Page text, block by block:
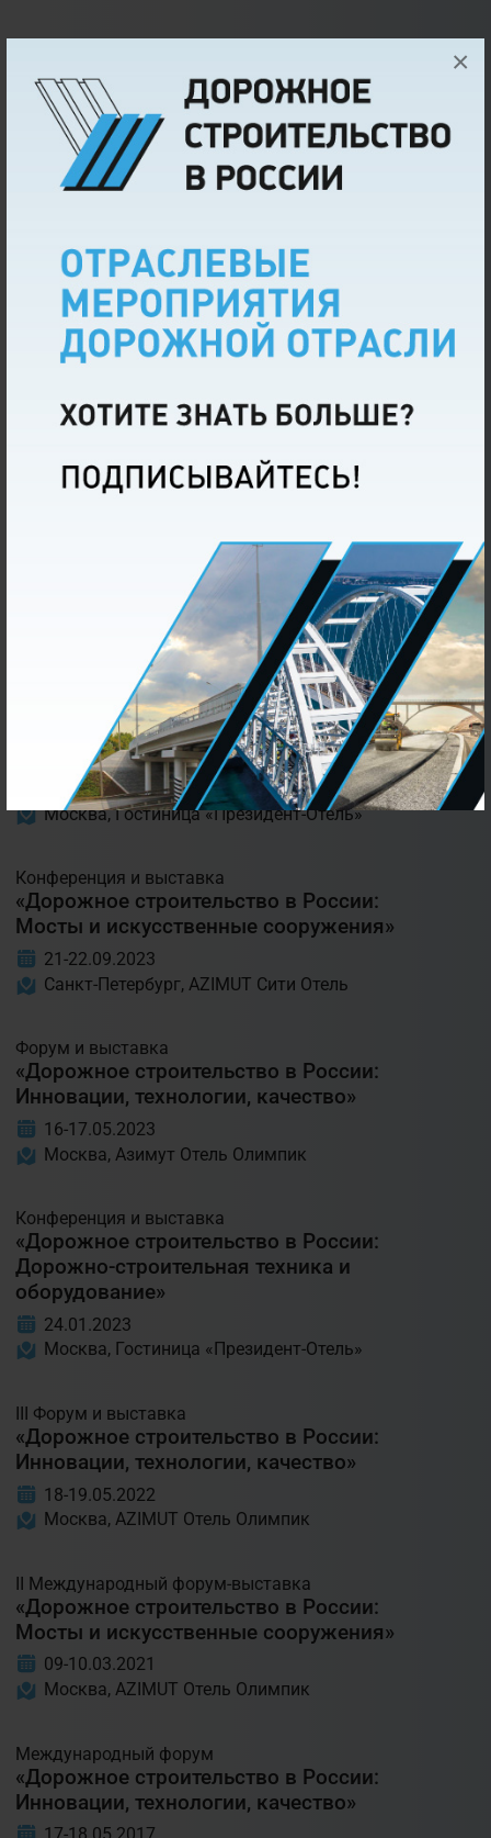
×
«Дорожное строительство в России:
Дорожно-строительная техника,
оборудование и материалы»
23.01.2025
Москва, Российский университет транспорта
Конференция и выставка
«Дорожное строительство в России:
Мосты и искусственные сооружения»
26-27.09.2024
«Дорожное строительство в России:
Реализация национального проекта
технологии настоящего – возможности
Москва, Гостиница «Президент-Отель»
Конференция и выставка
«Дорожное строительство в России:
Дорожно-строительная техника и
оборудование»
24.01.2024
Москва, Гостиница «Президент-Отель»
Конференция и выставка
«Дорожное строительство в России:
Мосты и искусственные сооружения»
21-22.09.2023
Санкт-Петербург, AZIMUT Сити Отель
Форум и выставка
«Дорожное строительство в России:
Инновации, технологии, качество»
16-17.05.2023
Москва, Азимут Отель Олимпик
Конференция и выставка
«Дорожное строительство в России:
Дорожно-строительная техника и
оборудование»
24.01.2023
Москва, Гостиница «Президент-Отель»
III Форум и выставка
«Дорожное строительство в России:
Инновации, технологии, качество»
18-19.05.2022
Москва, AZIMUT Отель Олимпик
II Международный форум-выставка
«Дорожное строительство в России:
Мосты и искусственные сооружения»
09-10.03.2021
Москва, AZIMUT Отель Олимпик
Международный форум
«Дорожное строительство в России:
Инновации, технологии, качество»